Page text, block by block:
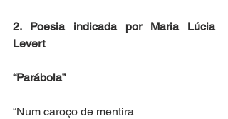
2. Poesia indicada por Maria Lúcia
Levert
“Parábola”
“Num caroço de mentira